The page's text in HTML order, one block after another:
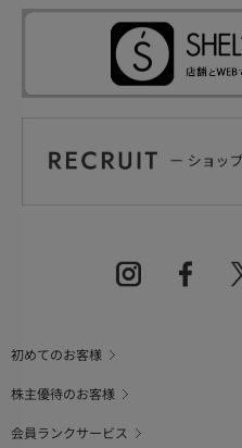
初めてのお客様
株主優待のお客様
会員ランクサービス